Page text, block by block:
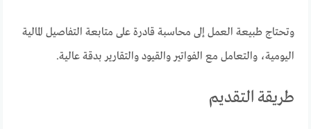
وتحتاج طبيعة العمل إلى محاسبة قادرة على متابعة التفاصيل المالية
اليومية، والتعامل مع الفواتير والقيود والتقارير بدقة عالية.
طريقة التقديم